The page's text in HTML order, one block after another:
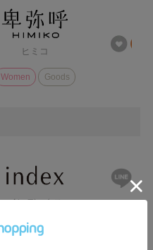
ヒミコ
Women Goods
インデックス
Women